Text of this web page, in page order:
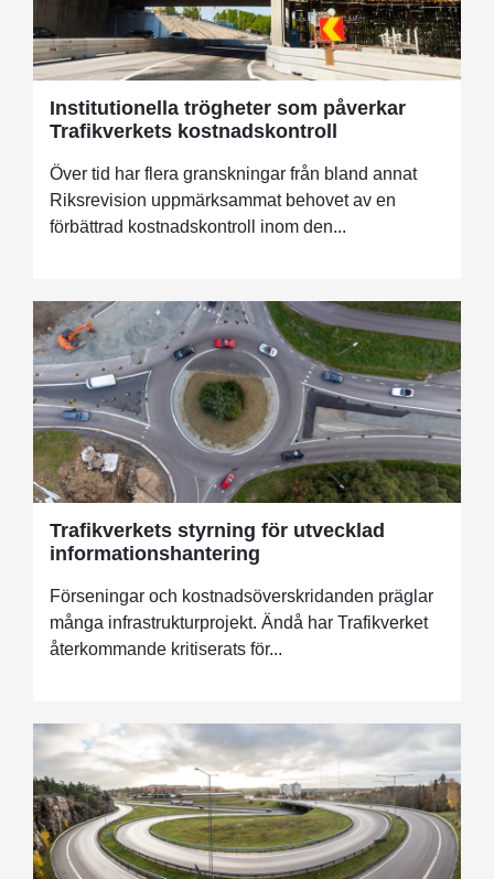
Institutionella trögheter som påverkar
Trafikverkets kostnadskontroll
Över tid har flera granskningar från bland annat
Riksrevision uppmärksammat behovet av en
förbättrad kostnadskontroll inom den...
Trafikverkets styrning för utvecklad
informationshantering
Förseningar och kostnadsöverskridanden präglar
många infrastrukturprojekt. Ändå har Trafikverket
återkommande kritiserats för...